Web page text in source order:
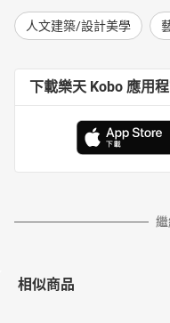
人文建築/設計美學
下載樂天 Kobo 應用
相似商品